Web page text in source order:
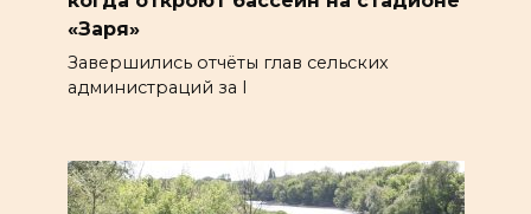
«Заря»
Завершились отчёты глав сельских
администраций за I